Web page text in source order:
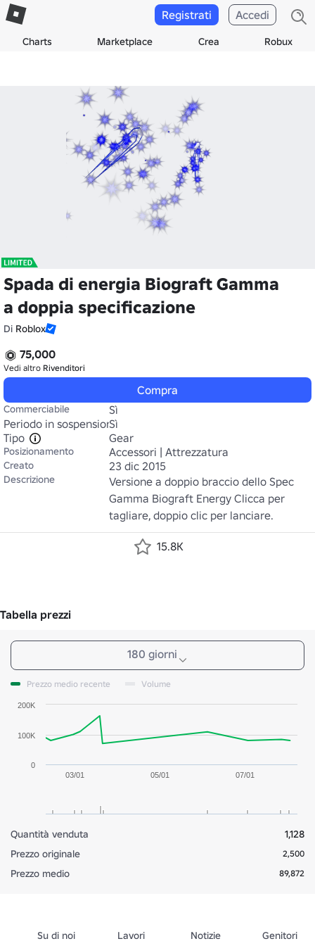
Charts Marketplace Crea Robux
Registrati Accedi
Spada di energia Biograft Gamma
a doppia specificazione
Di Roblox
75,000
Vedi altro Rivenditori
Compra
Commerciabile
Sì
Periodo in sospensione
Sì
Tipo
Gear
Posizionamento Accessori | Attrezzatura
Creato 23 dic 2015
Descrizione
Versione a doppio braccio dello Spec
Gamma Biograft Energy Clicca per
tagliare, doppio clic per lanciare.
15.8K
Tabella prezzi
180 giorni
Prezzo medio recente Volume
03/01 05/01 07/01
0
100K
200K
Quantità venduta
1,128
Prezzo originale
2,500
Prezzo medio 89,872
Su di noi Lavori Notizie Genitori